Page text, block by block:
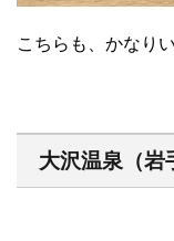
こちらも、かなり
大沢温泉（